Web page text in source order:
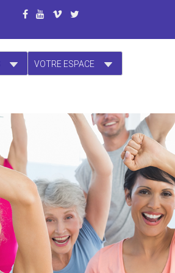
VOTRE ESPACE